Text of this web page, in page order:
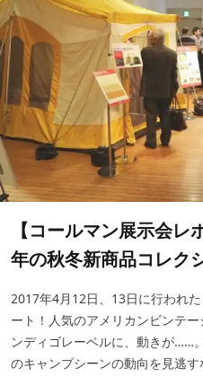
【コールマン展示会
年の秋冬新商品コレク
2017年4月12日、13日に行われ
ート！人気のアメリカンビンテ
ンディゴレーベルに、動きが……
のキャンプシーンの動向を見逃す